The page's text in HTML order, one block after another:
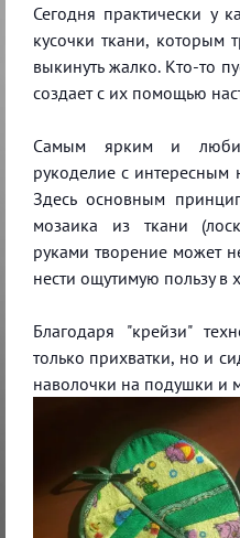
Сегодня практически у
кусочки ткани, которым
выкинуть жалко. Кто-то
создает с их помощью
Самым ярким и
рукоделие с интересным
Здесь основным
мозаика из ткани
руками творение может
нести ощутимую пользу в
Благодаря "крейзи"
только прихватки, но и
наволочки на подушки и